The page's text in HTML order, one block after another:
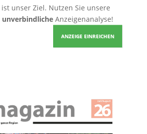
unser Ziel. Nutzen Sie unsere
unverbindlicheAnzeigenanalyse!
ANZEIGE EINREICHEN